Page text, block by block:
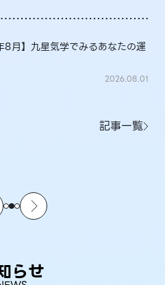
8月】九星気学でみるあなたの運
2026.08.01
記事一覧
らせ